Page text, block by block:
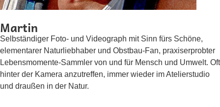
Martin
Selbständiger Foto- und Videograph mit Sinn fürs Schöne,
elementarer Naturliebhaber und Obstbau-Fan, praxiserprobter
Lebensmomente-Sammler von und für Mensch und Umwelt. Oft
hinter der Kamera anzutreffen, immer wieder im Atelierstudio
und draußen in der Natur.